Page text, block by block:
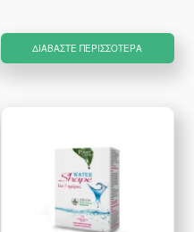
€14.00.
ΔΙΑΒΆΣΤΕ ΠΕΡΙΣΣΌΤΕΡΑ